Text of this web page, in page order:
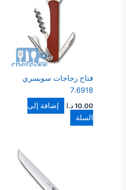
فتاح زجاجات سويسري
7.6918
10.00 د.ا
إضافة إلى
السلة